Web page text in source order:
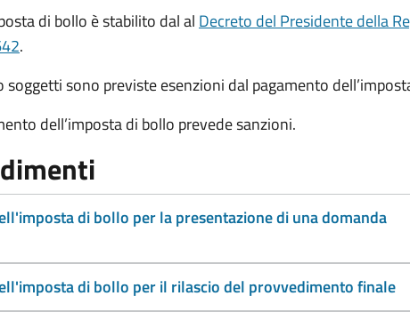
di bollo è stabilito dal al Decreto del Presidente della
.
soggetti sono previste esenzioni dal pagamento
dell’imposta di bollo prevede sanzioni.
di bollo per la presentazione di una domanda
di bollo per il rilascio del provvedimento finale